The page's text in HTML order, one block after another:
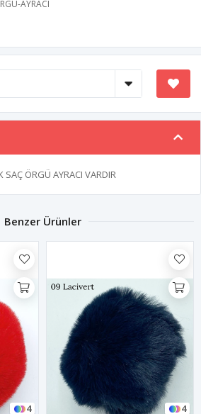
AYRACI
SAÇ ÖRGÜ AYRACI VARDIR
Benzer Ürünler
4 4